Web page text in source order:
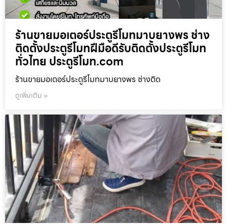
ร้านขายมอเตอร์ประตูรีโมทมาบยางพร ช่าง
ติดตั้งประตูรีโมทฝีมือดีรับติดตั้งประตูรีโมท
ทั่วไทย ประตูรีโมท.com
ร้านขายมอเตอร์ประตูรีโมทมาบยางพร ช่างติด
ดูเพิ่มเติม »